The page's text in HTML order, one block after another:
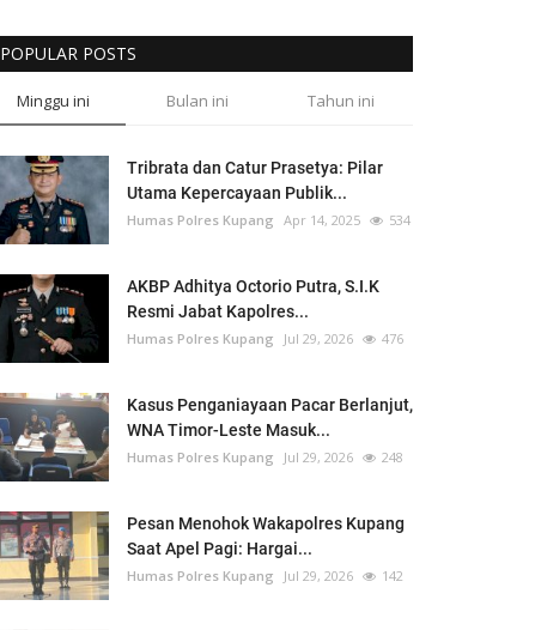
POPULAR POSTS
Minggu ini Bulan ini Tahun ini
Tribrata dan Catur Prasetya: Pilar
Utama Kepercayaan Publik...
Humas Polres Kupang Apr 14, 2025 534
AKBP Adhitya Octorio Putra, S.I.K
Resmi Jabat Kapolres...
Humas Polres Kupang Jul 29, 2026 476
Kasus Penganiayaan Pacar Berlanjut,
WNA Timor-Leste Masuk...
Humas Polres Kupang Jul 29, 2026 248
Pesan Menohok Wakapolres Kupang
Saat Apel Pagi: Hargai...
Humas Polres Kupang Jul 29, 2026 142